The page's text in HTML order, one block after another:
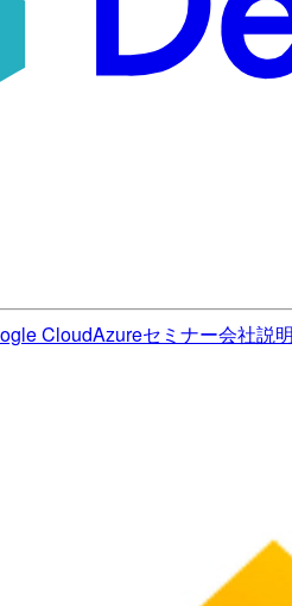
CloudAzureセミナー会社説